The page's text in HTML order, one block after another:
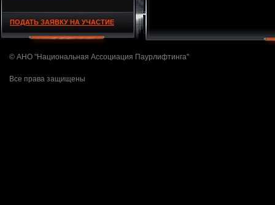
ПОДАТЬ ЗАЯВКУ НА УЧАСТИЕ
© АНО "Национальная Ассоциация Паурлифтинга"
Все права защищены